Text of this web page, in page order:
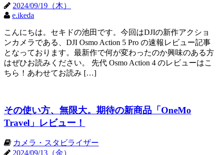
2024/09/19（木）
e.ikeda
こんにちは。セキドの池田です。今回はDJIの新作アクショ
ンカメラである、DJI Osmo Action 5 Pro の速報レビュー記事
となっております。最新作で何が変わったのか興味のある方
はぜひお読みください。 先代 Osmo Action 4 のレビューはこ
ちら！あわせてお読み […]
その使い方、無限大。期待の新商品「OneMo
Travel」レビュー！
カメラ・スタビライザー
2024/09/13（金）